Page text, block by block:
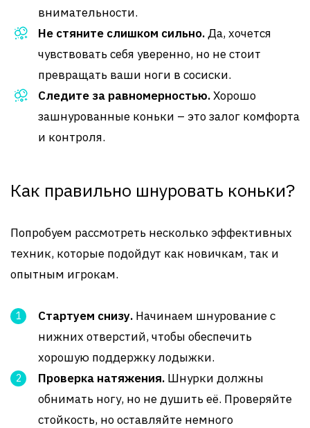
внимательности.
Не стяните слишком сильно.Да, хочется
чувствовать себя уверенно, но не стоит
превращать ваши ноги в сосиски.
Следите за равномерностью.Хорошо
зашнурованные коньки – это залог комфорта
и контроля.
Как правильно шнуровать коньки?
Попробуем рассмотреть несколько эффективных
техник, которые подойдут как новичкам, так и
опытным игрокам.
Стартуем снизу. Начинаем шнурование с
нижних отверстий, чтобы обеспечить
хорошую поддержку лодыжки.
Проверка натяжения. Шнурки должны
обнимать ногу, но не душить её. Проверяйте
стойкость, но оставляйте немного